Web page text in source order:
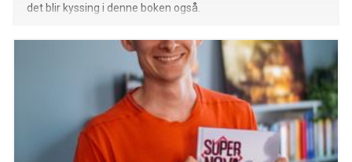
det blir kyssing i denne boken også.